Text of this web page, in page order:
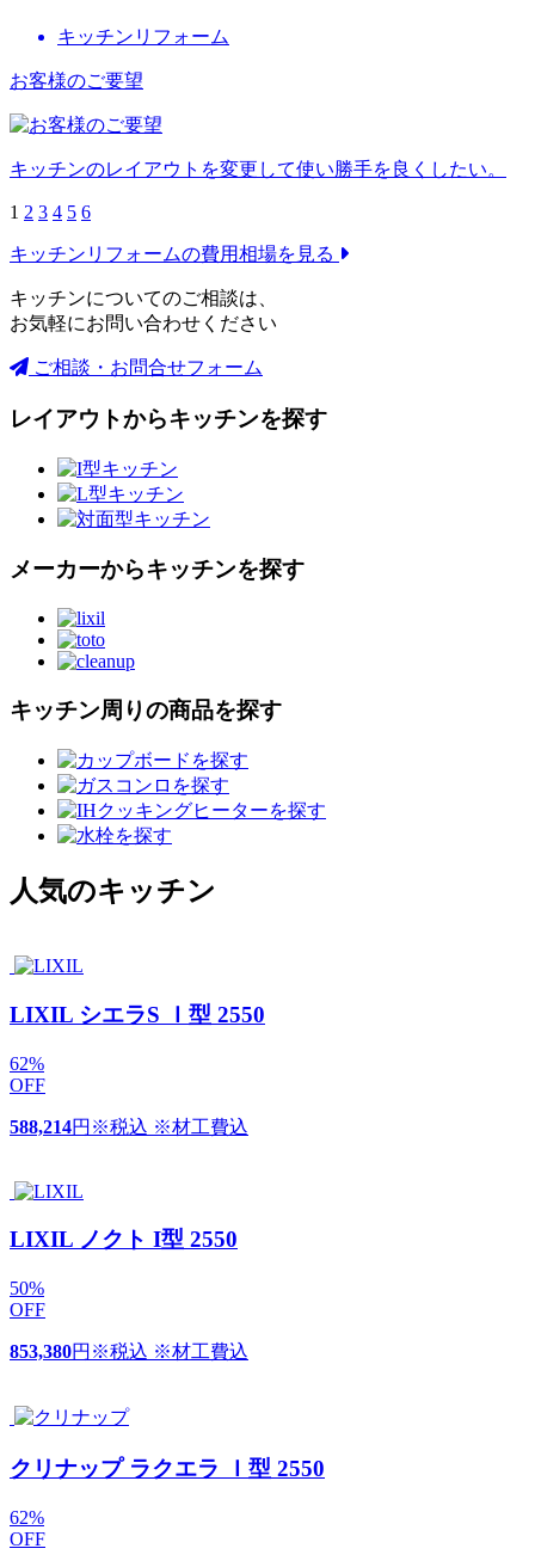
キッチンリフォーム
お客様のご要望
キッチンのレイアウトを変更して使い勝手を良くしたい。
1 2 3 4 5 6
キッチンリフォームの費用相場を見る
キッチンについてのご相談は、
お気軽にお問い合わせください
ご相談・お問合せフォーム
レイアウトからキッチンを探す
メーカーからキッチンを探す
キッチン周りの商品を探す
人気のキッチン
LIXIL シエラS Ｉ型 2550
62%
OFF
588,214円 ※税込 ※材工費込
LIXIL ノクト I型 2550
50%
OFF
853,380円 ※税込 ※材工費込
クリナップ ラクエラ Ｉ型 2550
62%
OFF